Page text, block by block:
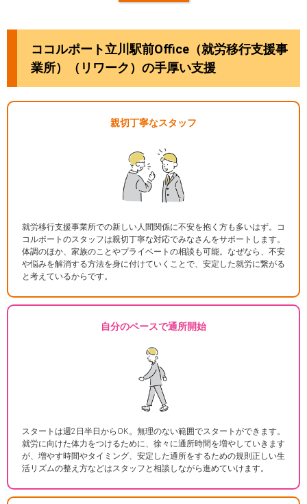
ココルポート立川駅前Office（就労移行支援事
業所）（リワーク）の手厚い支援
親切丁寧なスタッフ
就労移行支援事業所での新しい人間関係に不安を抱く方も多いはず。コ
コルポートのスタッフは親切丁寧な対応でみなさんをサポートします。
体調のほか、家族のことやプライベートの相談も可能。なぜなら、不安
や悩みを解消する方法を身に付けていくことで、安定した就労に繋がる
と考えているからです。
自分のペースで通所開始
スタートは週2日半日からOK。無理のない範囲でスタートができます。
就労に向けた体力をつけるために、徐々に通所時間を増やしていきます
が、増やす時間やタイミング、安定した通所をするための規則正しい生
活リズムの整え方などはスタッフと相談しながら進めていけます。